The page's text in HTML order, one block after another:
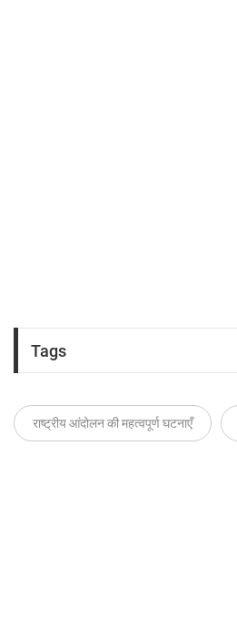
Tags
राष्ट्रीय आंदोलन की महत्वपूर्ण घटनाएँ